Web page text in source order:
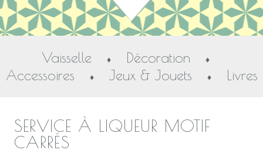
Vaisselle ♦ Décoration ♦
Accessoires ♦ Jeux & Jouets ♦ Livres
SERVICE À LIQUEUR MOTIF
CARRÉS